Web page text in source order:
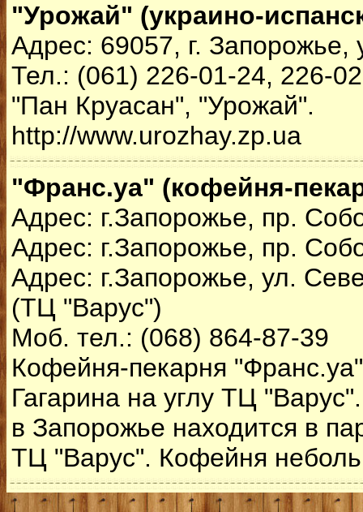
"Урожай" (украино-
Адрес: 69057, г. Запорожье,
Тел.: (061) 226-01-24, 226-
"Пан Круасан", "Урожай".
http://www.urozhay.zp.ua
"Франс.уа" (кофейня-
Адрес: г.Запорожье, пр.
Адрес: г.Запорожье, пр.
Адрес: г.Запорожье, ул.
(ТЦ "Варус")
Моб. тел.: (068) 864-87-39
Кофейня-пекарня
Гагарина на углу ТЦ
в Запорожье находится в
ТЦ "Варус". Кофейня